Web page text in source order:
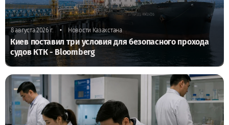
8 августа 2026 г. • Новости Казахстана
Киев поставил три условия для безопасного прохода
судов КТК - Bloomberg